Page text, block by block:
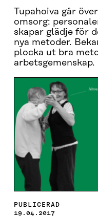
Tupahoiva går
omsorg:
skapar glädje för
nya metoder.
plocka ut bra
arbetsgemenskap.
PUBLICERAD
19.04.2017